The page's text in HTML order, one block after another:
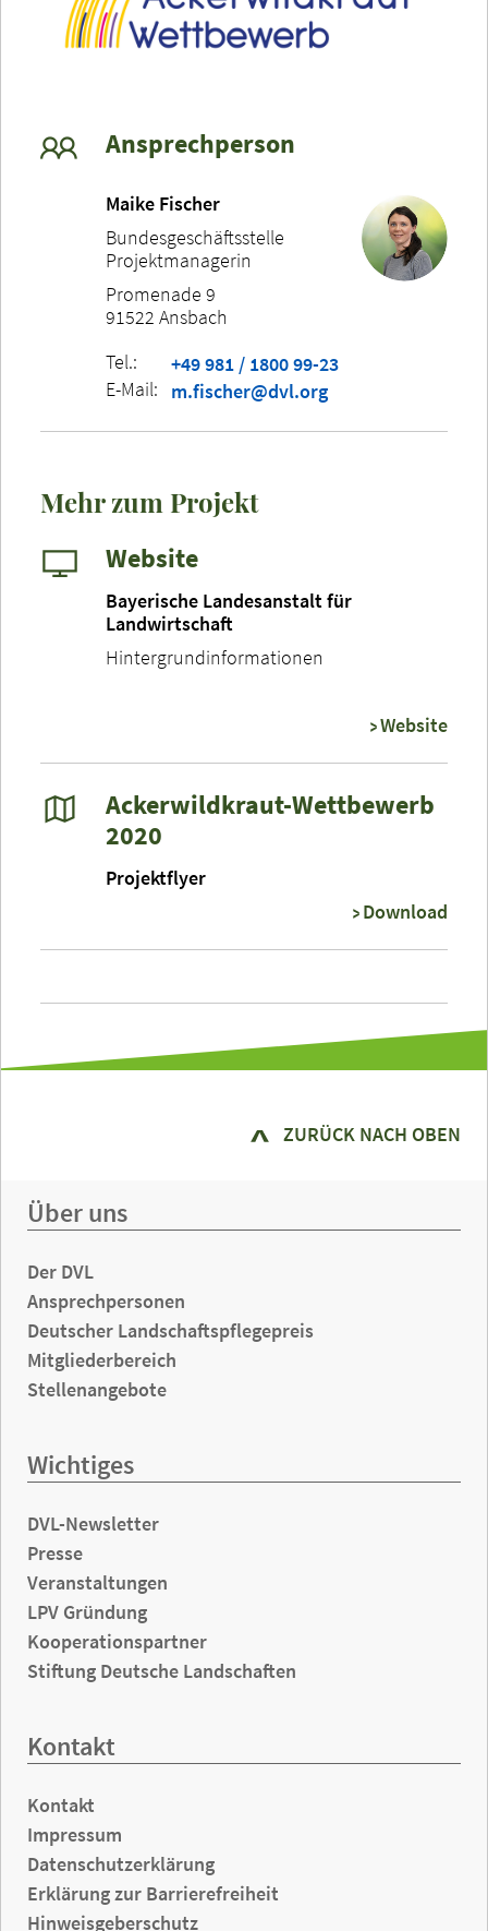
Ansprechperson
Maike Fischer
Bundesgeschäftsstelle
Projektmanagerin
Promenade 9
91522 Ansbach
Tel.:
+49 981 / 1800 99-23
E-Mail:
m.fischer@dvl.org
Mehr zum Projekt
Website
Bayerische Landesanstalt für
Landwirtschaft
Hintergrundinformationen
Website
Ackerwildkraut-Wettbewerb
2020
Projektflyer
Download
ZURÜCK NACH OBEN
Über uns
Der DVL
Ansprechpersonen
Deutscher Landschaftspflegepreis
Mitgliederbereich
Stellenangebote
Wichtiges
DVL-Newsletter
Presse
Veranstaltungen
LPV Gründung
Kooperationspartner
Stiftung Deutsche Landschaften
Kontakt
Kontakt
Impressum
Datenschutzerklärung
Erklärung zur Barrierefreiheit
Hinweisgeberschutz